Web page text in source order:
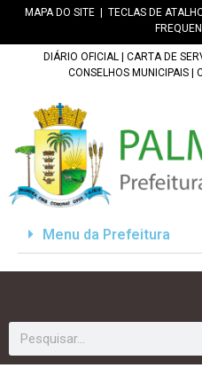
MAPA DO SITE TECLAS DE
DIÁRIO OFICIAL CARTA DE
CONSELHOS MUNICIPAIS
Menu da Prefeitura